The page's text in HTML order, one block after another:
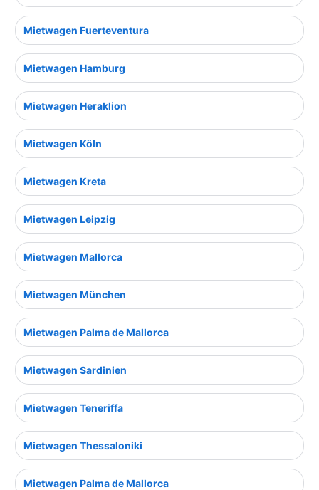
Mietwagen Fuerteventura
Mietwagen Hamburg
Mietwagen Heraklion
Mietwagen Köln
Mietwagen Kreta
Mietwagen Leipzig
Mietwagen Mallorca
Mietwagen München
Mietwagen Palma de Mallorca
Mietwagen Sardinien
Mietwagen Teneriffa
Mietwagen Thessaloniki
Mietwagen Palma de Mallorca